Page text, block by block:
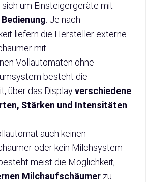
sich um Einsteigergeräte mit
. Je nach
liefern die Hersteller externe
mit.
Vollautomaten ohne
besteht die
über das Displayverschiedene
Stärken und Intensitäten
auch keinen
oder kein Milchsystem
meist die Möglichkeit,
Milchaufschäumer zu